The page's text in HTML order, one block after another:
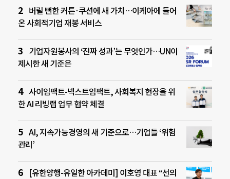
버릴 뻔한 커튼·쿠션에 새 가치…이케아에 들어
온 사회적기업 재봉 서비스
기업자원봉사의 ‘진짜 성과’는 무엇인가…UN이
제시한 새 기준은
사이임팩트-넥스트임팩트, 사회복지 현장을 위
한 AI 리빙랩 업무 협약 체결
AI, 지속가능경영의 새 기준으로…기업들 ‘위험
관리’
[유한양행-유일한 아카데미] 이호영 대표 “선의